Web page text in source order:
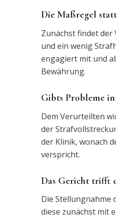
Die Maßregel
Zunächst findet der
und ein wenig
engagiert mit und
Bewährung.
Gibts Probleme
Dem Verurteilten
der
der Klinik, wonach
verspricht.
Das Gericht trifft
Die Stellungnahme
diese zunächst mit